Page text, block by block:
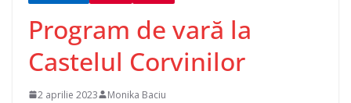
Program de vară la
Castelul Corvinilor
2 aprilie 2023 Monika Baciu